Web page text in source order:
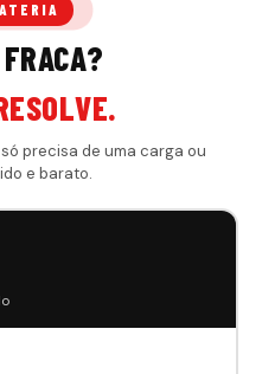
precisa de uma carga ou
e barato.